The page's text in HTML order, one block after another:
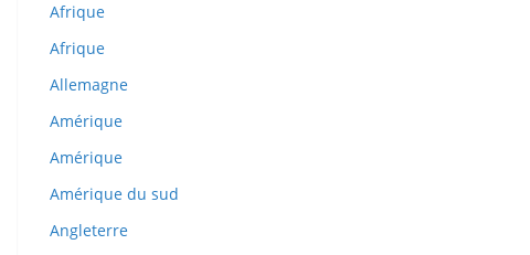
Afrique
Afrique
Allemagne
Amérique
Amérique
Amérique du sud
Angleterre